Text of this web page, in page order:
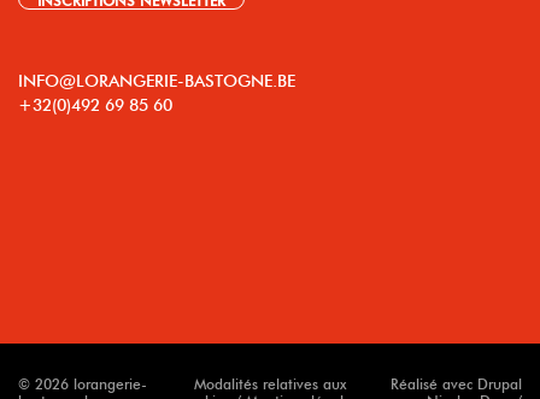
INFO@LORANGERIE-BASTOGNE.BE
+32(0)492 69 85 60
© 2026 lorangerie- Modalités relatives aux Réalisé avec Drupal